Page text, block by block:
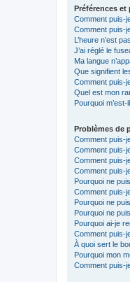
Préférences et
Comment puis-
Comment puis-
L’heure n’est
J’ai réglé le
Ma langue
Que signifient
Comment puis-
Quel est mon
Pourquoi
Problèmes de
Comment puis-
Comment puis-
Comment puis-
Comment puis-
Pourquoi ne
Comment puis-
Pourquoi ne
Pourquoi ne
Pourquoi ai-je
Comment puis-
À quoi sert le
Pourquoi mon
Comment puis-